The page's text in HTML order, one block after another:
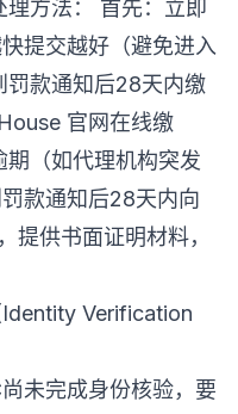
方法： 首先：立即
提交越好（避免进入
罚款通知后28天内缴
官网在线缴
（如代理机构突发
款通知后28天内向
提供书面证明材料，
Verification
未完成身份核验，要